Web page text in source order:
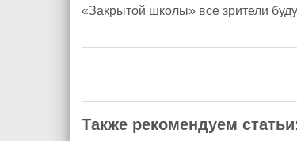
«Закрытой школы» все зрители
Также рекомендуем